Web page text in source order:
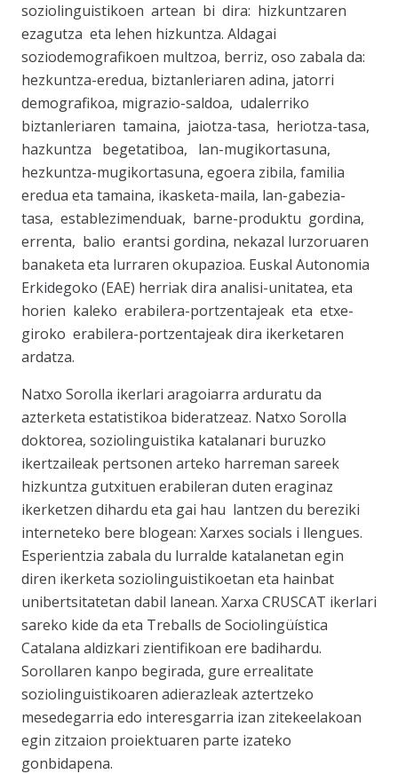
soziolinguistikoen artean bi dira: hizkuntzaren
ezagutza eta lehen hizkuntza. Aldagai
soziodemografikoen multzoa, berriz, oso zabala da:
hezkuntza-eredua, biztanleriaren adina, jatorri
demografikoa, migrazio-saldoa, udalerriko
biztanleriaren tamaina, jaiotza-tasa, heriotza-tasa,
hazkuntza begetatiboa, lan-mugikortasuna,
hezkuntza-mugikortasuna, egoera zibila, familia
eredua eta tamaina, ikasketa-maila, lan-gabezia-
tasa, establezimenduak, barne-produktu gordina,
errenta, balio erantsi gordina, nekazal lurzoruaren
banaketa eta lurraren okupazioa. Euskal Autonomia
Erkidegoko (EAE) herriak dira analisi-unitatea, eta
horien kaleko erabilera-portzentajeak eta etxe-
giroko erabilera-portzentajeak dira ikerketaren
ardatza.
Natxo Sorolla ikerlari aragoiarra arduratu da
azterketa estatistikoa bideratzeaz. Natxo Sorolla
doktorea, soziolinguistika katalanari buruzko
ikertzaileak pertsonen arteko harreman sareek
hizkuntza gutxituen erabileran duten eraginaz
ikerketzen dihardu eta gai hau lantzen du bereziki
interneteko bere blogean: Xarxes socials i llengues.
Esperientzia zabala du lurralde katalanetan egin
diren ikerketa soziolinguistikoetan eta hainbat
unibertsitatetan dabil lanean. Xarxa CRUSCAT ikerlari
sareko kide da eta Treballs de Sociolingüística
Catalana aldizkari zientifikoan ere badihardu.
Sorollaren kanpo begirada, gure errealitate
soziolinguistikoaren adierazleak aztertzeko
mesedegarria edo interesgarria izan zitekeelakoan
egin zitzaion proiektuaren parte izateko
gonbidapena.